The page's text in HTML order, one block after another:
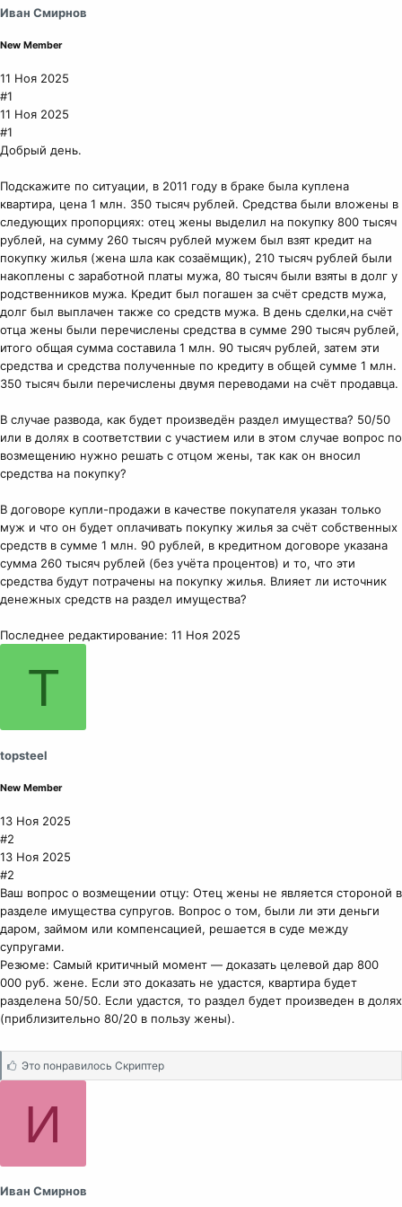
Иван Смирнов
New Member
11 Ноя 2025
#1
11 Ноя 2025
#1
Добрый день.
Подскажите по ситуации, в 2011 году в браке была куплена
квартира, цена 1 млн. 350 тысяч рублей. Средства были вложены в
следующих пропорциях: отец жены выделил на покупку 800 тысяч
рублей, на сумму 260 тысяч рублей мужем был взят кредит на
покупку жилья (жена шла как созаёмщик), 210 тысяч рублей были
накоплены с заработной платы мужа, 80 тысяч были взяты в долг у
родственников мужа. Кредит был погашен за счёт средств мужа,
долг был выплачен также со средств мужа. В день сделки,на счёт
отца жены были перечислены средства в сумме 290 тысяч рублей,
итого общая сумма составила 1 млн. 90 тысяч рублей, затем эти
средства и средства полученные по кредиту в общей сумме 1 млн.
350 тысяч были перечислены двумя переводами на счёт продавца.
В случае развода, как будет произведён раздел имущества? 50/50
или в долях в соответствии с участием или в этом случае вопрос по
возмещению нужно решать с отцом жены, так как он вносил
средства на покупку?
В договоре купли-продажи в качестве покупателя указан только
муж и что он будет оплачивать покупку жилья за счёт собственных
средств в сумме 1 млн. 90 рублей, в кредитном договоре указана
сумма 260 тысяч рублей (без учёта процентов) и то, что эти
средства будут потрачены на покупку жилья. Влияет ли источник
денежных средств на раздел имущества?
Последнее редактирование: 11 Ноя 2025
T
topsteel
New Member
13 Ноя 2025
#2
13 Ноя 2025
#2
Ваш вопрос о возмещении отцу: Отец жены не является стороной в
разделе имущества супругов. Вопрос о том, были ли эти деньги
даром, займом или компенсацией, решается в суде между
супругами.
Резюме: Самый критичный момент — доказать целевой дар 800
000 руб. жене. Если это доказать не удастся, квартира будет
разделена 50/50. Если удастся, то раздел будет произведен в долях
(приблизительно 80/20 в пользу жены).
С
и
и
Это понравилось Скриптер
И
Иван Смирнов